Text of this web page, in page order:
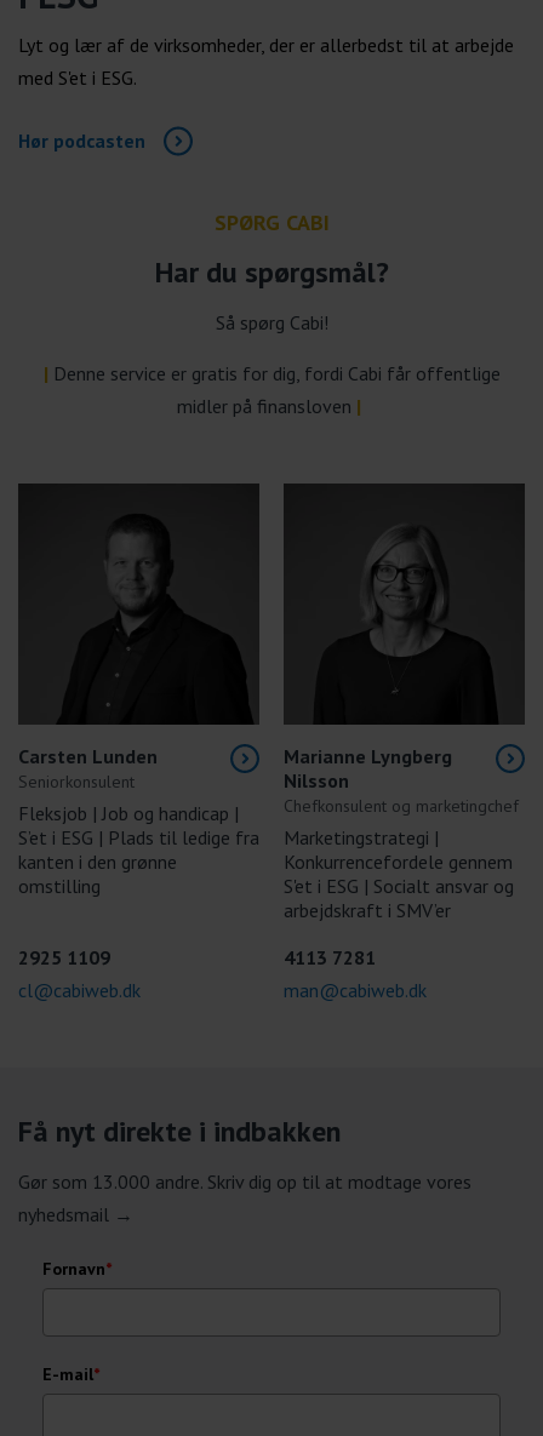
Lyt og lær af de virksomheder, der er allerbedst til at arbejde
med S'et i ESG.
Hør podcasten
SPØRG CABI
Har du spørgsmål?
Så spørg Cabi!
| Denne service er gratis for dig, fordi Cabi får offentlige
midler på finansloven |
Carsten Lunden
Seniorkonsulent
Fleksjob | Job og handicap |
S’et i ESG | Plads til ledige fra
kanten i den grønne
omstilling
2925 1109
cl@cabiweb.dk
Marianne Lyngberg
Nilsson
Chefkonsulent og marketingchef
Marketingstrategi |
Konkurrencefordele gennem
S'et i ESG | Socialt ansvar og
arbejdskraft i SMV’er
4113 7281
man@cabiweb.dk
Få nyt direkte i indbakken
Gør som 13.000 andre. Skriv dig op til at modtage vores
nyhedsmail →
Fornavn*
E-mail*